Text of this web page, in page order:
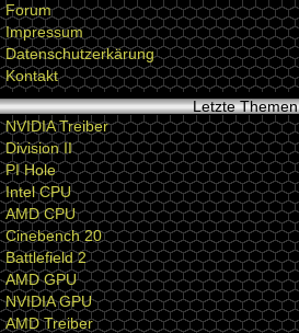
Forum
Impressum
Datenschutzerkärung
Kontakt
Letzte Themen
NVIDIA Treiber
Division II
PI Hole
Intel CPU
AMD CPU
Cinebench 20
Battlefield 2
AMD GPU
NVIDIA GPU
AMD Treiber